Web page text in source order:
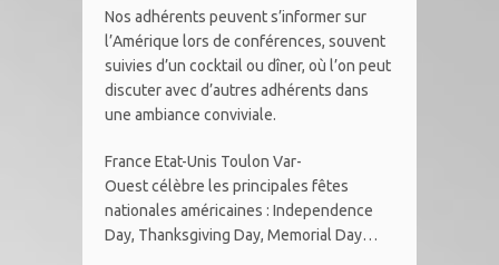
Nos adhérents peuvent s’informer sur
l’Amérique lors de conférences, souvent
suivies d’un cocktail ou dîner, où l’on peut
discuter avec d’autres adhérents dans
une ambiance conviviale.
France Etat-Unis Toulon Var-
Ouest célèbre les principales fêtes
nationales américaines : Independence
Day, Thanksgiving Day, Memorial Day…